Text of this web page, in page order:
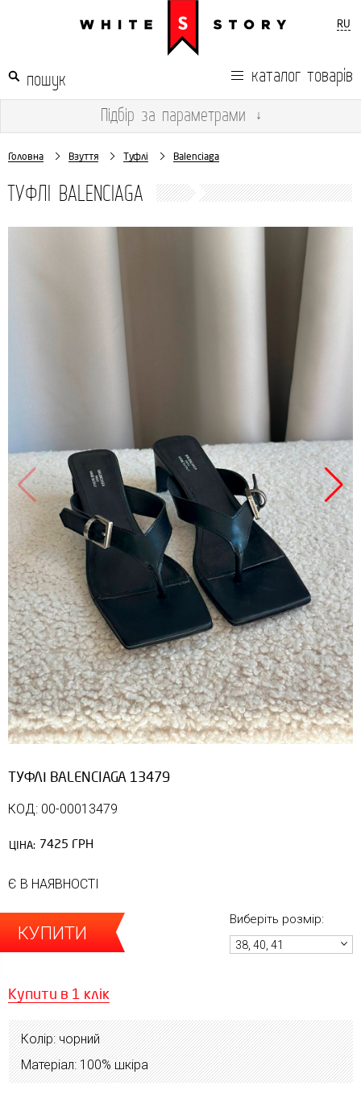
RU
каталог товарів
Підбір за параметрами ↓
Головна Взуття Туфлі Balenciaga
ТУФЛІ BALENCIAGA
ТУФЛІ BALENCIAGA 13479
КОД: 00-00013479
ЦІНА: 7425 ГРН
Є В НАЯВНОСТІ
КУПИТИ
Виберіть розмір:
38, 40, 41
Купити в 1 клік
Колір: чорний
Матеріал: 100% шкіра